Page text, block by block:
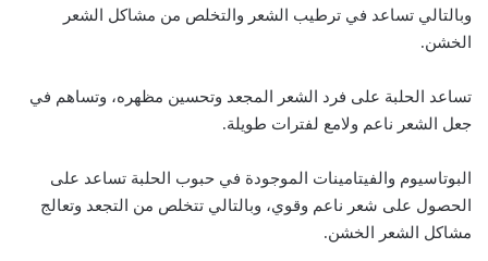
وبالتالي تساعد في ترطيب الشعر والتخلص من مشاكل الشعر
الخشن.
تساعد الحلبة على فرد الشعر المجعد وتحسين مظهره، وتساهم في
جعل الشعر ناعم ولامع لفترات طويلة.
البوتاسيوم والفيتامينات الموجودة في حبوب الحلبة تساعد على
الحصول على شعر ناعم وقوي، وبالتالي تتخلص من التجعد وتعالج
مشاكل الشعر الخشن.